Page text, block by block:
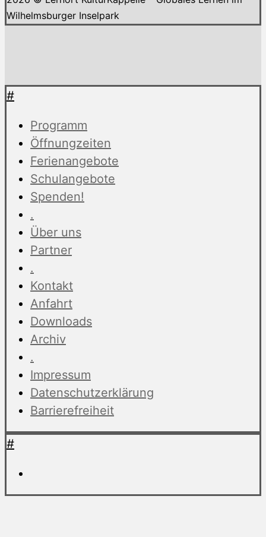
Wilhelmsburger Inselpark
#
Programm
Öffnungzeiten
Ferienangebote
Schulangebote
Spenden!
.
Über uns
Partner
.
Kontakt
Anfahrt
Downloads
Archiv
.
Impressum
Datenschutzerklärung
Barrierefreiheit
#